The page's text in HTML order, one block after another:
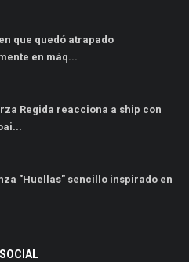
que quedó atrapado
en máq...
Regida reacciona a ship con
"Huellas" sencillo inspirado en